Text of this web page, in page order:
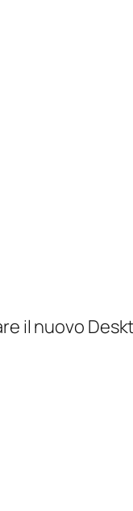
il nuovo